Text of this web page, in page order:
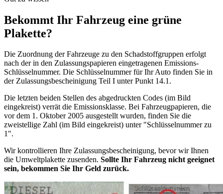
Bekommt Ihr Fahrzeug eine grüne
Plakette?
Die Zuordnung der Fahrzeuge zu den Schadstoffgruppen erfolgt
nach der in den Zulassungspapieren eingetragenen Emissions-
Schlüsselnummer. Die Schlüsselnummer für Ihr Auto finden Sie in
der Zulassungsbescheinigung Teil I unter Punkt 14.1.
Die letzten beiden Stellen des abgedruckten Codes (im Bild
eingekreist) verrät die Emissionsklasse. Bei Fahrzeugpapieren, die
vor dem 1. Oktober 2005 ausgestellt wurden, finden Sie die
zweistellige Zahl (im Bild eingekreist) unter "Schlüsselnummer zu
1".
Wir kontrollieren Ihre Zulassungsbescheinigung, bevor wir Ihnen
die Umweltplakette zusenden. Sollte Ihr Fahrzeug nicht geeignet
sein, bekommen Sie Ihr Geld zurück.